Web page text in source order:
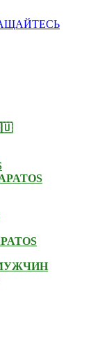
МУЖЧИН